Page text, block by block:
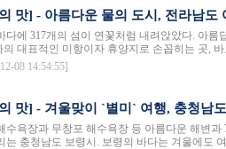
맛] - 아름다운 물의 도시, 전라남도
다에 317개의 섬이 연꽃처럼 내려앉았다. 아름
의 대표적인 미항이자 휴양지로 손꼽히는 곳,
08 14:54:55]
맛] - 겨울맞이 `별미` 여행, 충청남
수욕장과 무창포 해수욕장 등 아름다운 해변
는 충청남도 보령시. 보령의 바다는 겨울에도